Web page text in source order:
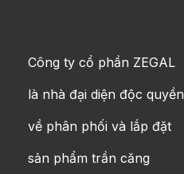
Công ty cổ phần ZEGAL
là nhà đại diện độc quyền
về phân phối và lắp đặt
sản phẩm trần căng